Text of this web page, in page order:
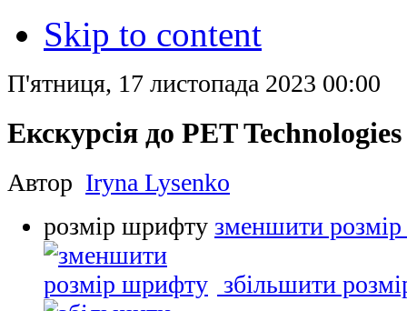
Skip to content
П'ятниця, 17 листопада 2023 00:00
Екскурсія до PET Technologies
Автор Iryna Lysenko
розмір шрифту зменшити
збільшити